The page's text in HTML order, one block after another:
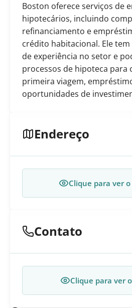
Boston oferece serviços de
hipotecários, incluindo
refinanciamento e
crédito habitacional. Ele tem
de experiência no setor e
processos de hipoteca para
primeira viagem,
oportunidades de
Endereço
Clique para ver
Contato
Clique para ver